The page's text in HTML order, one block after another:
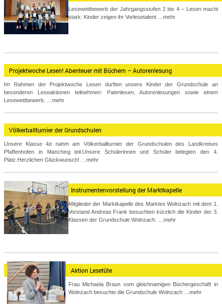
Lesewettbewerb der Jahrgangsstufen 2 bis 4 – Lesen macht
stark: Kinder zeigen ihr Vorlesetalent
…mehr
Projektwoche Lesen! Abenteuer mit Büchern – Autorenlesung
Im Rahmen der Projektwoche Lesen durften unsere Kinder der Grundschule an
besonderen Leseaktionen teilnehmen: Patenlesen, Autorenlesungen sowie einem
Lesewettbewerb.
…mehr
Völkerballturnier der Grundschulen
Unsere Klasse 4d nahm am Völkerballturnier der Grundschulen des Landkreises
Pfaffenhofen in Manching teil.Unsere Schülerinnen und Schüler belegten den 4.
Platz.Herzlichen Glückwunsch!
…mehr
Instrumentenvorstellung der Marktkapelle
Mitglieder der Marktkapelle des Marktes Wolnzach mit dem 1.
Vorstand Andreas Frank besuchten kürzlich die Kinder der 3.
Klassen der Grundschule Wolnzach.
…mehr
Aktion Lesetüte
Frau Michaela Braun vom gleichnamigen Büchergeschäft in
Wolnzach besuchte die Grundschule Wolnzach
…mehr